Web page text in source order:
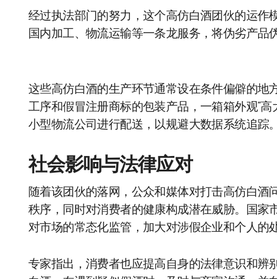
经过执法部门的努力，这个高仿白酒团伙的运作
国内加工、物流运输等一条龙服务，将伪劣产品
这些高仿白酒的生产环节通常设在条件偏僻的地
工序和假冒注册商标的包装产品，一箱箱外观“
小型物流公司进行配送，以规避大数据系统追踪。
社会影响与法律应对
随着该团伙的落网，公众和媒体对打击高仿白
秩序，同时对消费者的健康构成潜在威胁。国家
对市场的常态化监管，加大对涉假企业和个人的
专家指出，消费者也应提高自身的法律意识和辨